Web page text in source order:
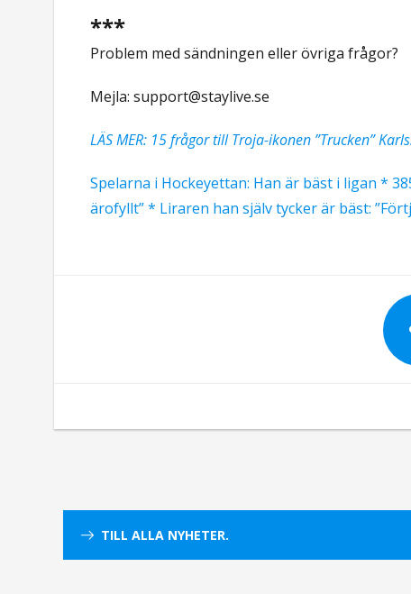
***
Problem med sändningen eller övriga frågor?
Mejla:support@staylive.se
LÄS MER: 15 frågor till Troja-ikonen ”Trucken”
Spelarna i Hockeyettan: Han är bäst i ligan *
ärofyllt” * Liraren han själv tycker är bäst:
TILL ALLA NYHETER.